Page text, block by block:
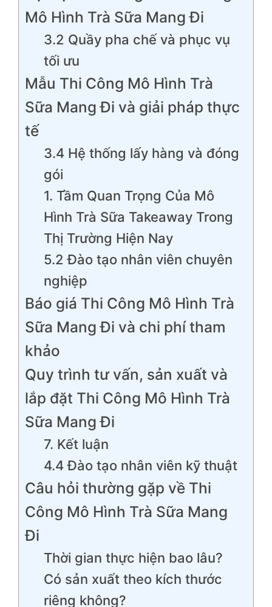
Mô Hình Trà Sữa Mang Đi
3.2 Quầy pha chế và phục vụ
tối ưu
Mẫu Thi Công Mô Hình Trà
Sữa Mang Đi và giải pháp thực
tế
3.4 Hệ thống lấy hàng và đóng
gói
1. Tầm Quan Trọng Của Mô
Hình Trà Sữa Takeaway Trong
Thị Trường Hiện Nay
5.2 Đào tạo nhân viên chuyên
nghiệp
Báo giá Thi Công Mô Hình Trà
Sữa Mang Đi và chi phí tham
khảo
Quy trình tư vấn, sản xuất và
lắp đặt Thi Công Mô Hình Trà
Sữa Mang Đi
7. Kết luận
4.4 Đào tạo nhân viên kỹ thuật
Câu hỏi thường gặp về Thi
Công Mô Hình Trà Sữa Mang
Đi
Thời gian thực hiện bao lâu?
Có sản xuất theo kích thước
riêng không?